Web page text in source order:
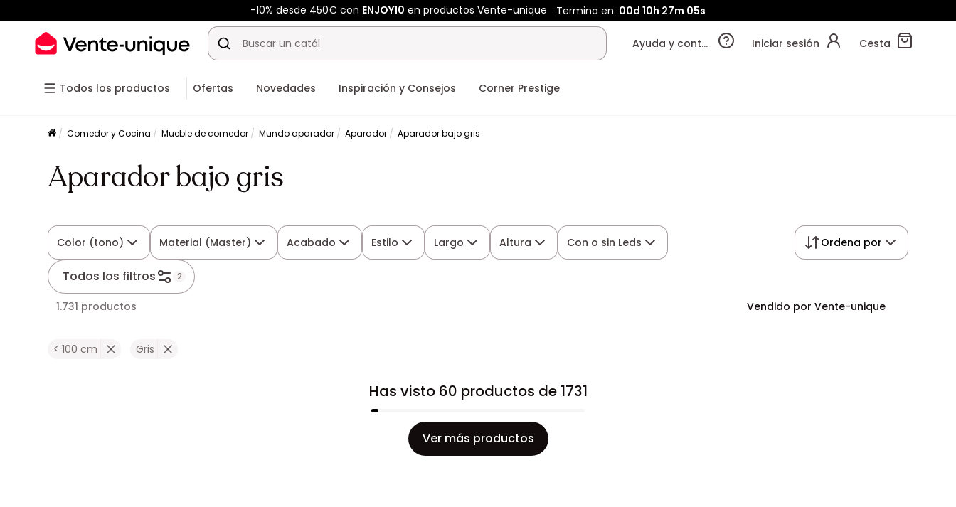
-10% desde 450€ con ENJOY10 en productos Vente-unique Termina en: 00d 10h 27m 04s
Ayuda y contacto Iniciar sesión Cesta
Todos los productos Ofertas Novedades Inspiración y Consejos Corner Prestige
Comedor y Cocina Mueble de comedor Mundo aparador Aparador Aparador bajo gris
Aparador bajo gris
Color (tono) Material (Master) Acabado Estilo Largo Altura Con o sin Leds
Todos los filtros 2
Ordena por
1.731 productos Vendido por Vente-unique
< 100 cm Gris
Has visto 60 productos de 1731
Ver más productos